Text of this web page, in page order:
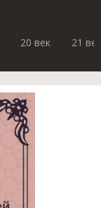
20 век 21 век